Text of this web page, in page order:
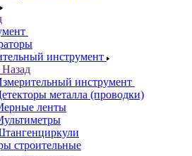
инструмент
Назад
инструмент
металла (проводки)
ленты
строительные